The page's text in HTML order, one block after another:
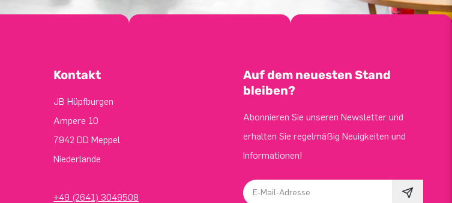
Kontakt
JB Hüpfburgen
Ampere 10
7942 DD Meppel
Niederlande
+49 (2641) 3049508
Auf dem neuesten Stand
bleiben?
Abonnieren Sie unseren Newsletter und
erhalten Sie regelmäßig Neuigkeiten und
Informationen!
E-Mail-Adresse